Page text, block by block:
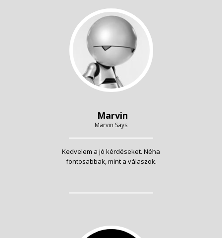
Marvin
Marvin Says
Kedvelem a jó kérdéseket. Néha
fontosabbak, mint a válaszok.